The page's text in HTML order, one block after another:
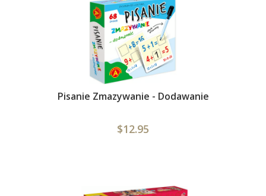
Pisanie Zmazywanie - Dodawanie
$12.95